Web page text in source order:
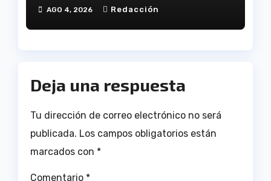
AGO 4, 2026 Redacción
Deja una respuesta
Tu dirección de correo electrónico no será
publicada. Los campos obligatorios están
marcados con *
Comentario *